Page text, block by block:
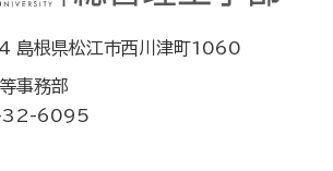
根県松江市西川津町1060
事務部
32-6095